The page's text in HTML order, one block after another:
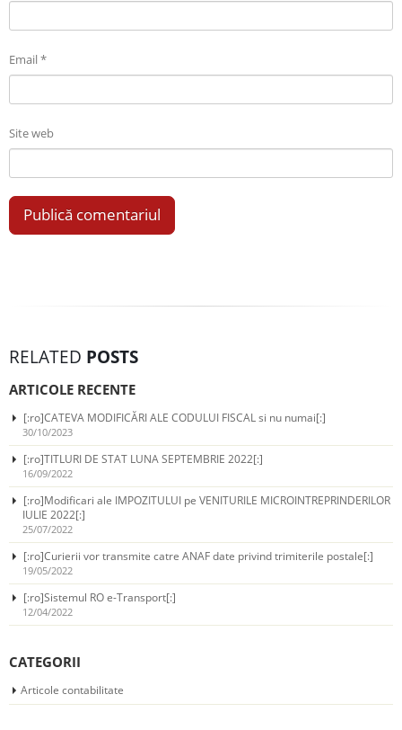
Email*
Site web
RELATED POSTS
ARTICOLE RECENTE
[:ro]CATEVA MODIFICĂRI ALE CODULUI FISCAL si nu numai[:]
30/10/2023
[:ro]TITLURI DE STAT LUNA SEPTEMBRIE 2022[:]
16/09/2022
[:ro]Modificari ale IMPOZITULUI pe VENITURILE MICROINTREPRINDERILOR
IULIE 2022[:]
25/07/2022
[:ro]Curierii vor transmite catre ANAF date privind trimiterile postale[:]
19/05/2022
[:ro]Sistemul RO e-Transport[:]
12/04/2022
CATEGORII
Articole contabilitate